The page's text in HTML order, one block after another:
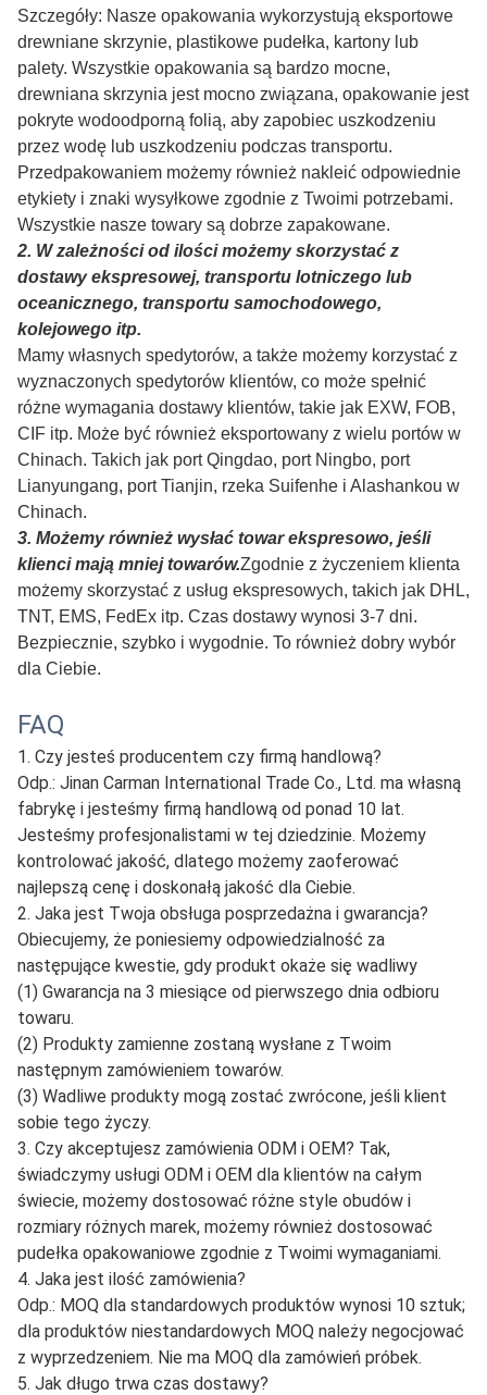
Szczegóły: Nasze opakowania wykorzystują eksportowe
drewniane skrzynie, plastikowe pudełka, kartony lub
palety. Wszystkie opakowania są bardzo mocne,
drewniana skrzynia jest mocno związana, opakowanie jest
pokryte wodoodporną folią, aby zapobiec uszkodzeniu
przez wodę lub uszkodzeniu podczas transportu.
Przedpakowaniem możemy również nakleić odpowiednie
etykiety i znaki wysyłkowe zgodnie z Twoimi potrzebami.
Wszystkie nasze towary są dobrze zapakowane.
2. W zależności od ilości możemy skorzystać z
dostawy ekspresowej, transportu lotniczego lub
oceanicznego, transportu samochodowego,
kolejowego itp.
Mamy własnych spedytorów, a także możemy korzystać z
wyznaczonych spedytorów klientów, co może spełnić
różne wymagania dostawy klientów, takie jak EXW, FOB,
CIF itp. Może być również eksportowany z wielu portów w
Chinach. Takich jak port Qingdao, port Ningbo, port
Lianyungang, port Tianjin, rzeka Suifenhe i Alashankou w
Chinach.
3. Możemy również wysłać towar ekspresowo, jeśli
klienci mają mniej towarów.Zgodnie z życzeniem klienta
możemy skorzystać z usług ekspresowych, takich jak DHL,
TNT, EMS, FedEx itp. Czas dostawy wynosi 3-7 dni.
Bezpiecznie, szybko i wygodnie. To również dobry wybór
dla Ciebie.
FAQ
1. Czy jesteś producentem czy firmą handlową?
Odp.: Jinan Carman International Trade Co., Ltd. ma własną
fabrykę i jesteśmy firmą handlową od ponad 10 lat.
Jesteśmy profesjonalistami w tej dziedzinie. Możemy
kontrolować jakość, dlatego możemy zaoferować
najlepszą cenę i doskonałą jakość dla Ciebie.
2. Jaka jest Twoja obsługa posprzedażna i gwarancja?
Obiecujemy, że poniesiemy odpowiedzialność za
następujące kwestie, gdy produkt okaże się wadliwy
(1) Gwarancja na 3 miesiące od pierwszego dnia odbioru
towaru.
(2) Produkty zamienne zostaną wysłane z Twoim
następnym zamówieniem towarów.
(3) Wadliwe produkty mogą zostać zwrócone, jeśli klient
sobie tego życzy.
3. Czy akceptujesz zamówienia ODM i OEM? Tak,
świadczymy usługi ODM i OEM dla klientów na całym
świecie, możemy dostosować różne style obudów i
rozmiary różnych marek, możemy również dostosować
pudełka opakowaniowe zgodnie z Twoimi wymaganiami.
4. Jaka jest ilość zamówienia?
Odp.: MOQ dla standardowych produktów wynosi 10 sztuk;
dla produktów niestandardowych MOQ należy negocjować
z wyprzedzeniem. Nie ma MOQ dla zamówień próbek.
5. Jak długo trwa czas dostawy?